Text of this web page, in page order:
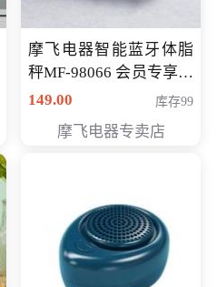
摩飞电器智能蓝牙体脂
秤MF-98066 会员专享价
98元
149.00 库存99
摩飞电器专卖店